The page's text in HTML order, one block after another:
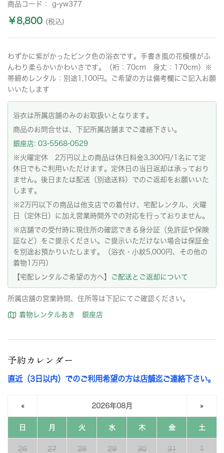
商品コード： g-yw377
￥8,800 (税込)
わずかに紫がかったピンク色の浴衣です。手書き風の花模様がふ
んわり柔らかいかわいさです。（裄：70cm 身丈：170cm）※
帯締めレンタル：別途1,100円。ご希望の方は備考欄にご記入お願
いいたします
浴衣は所属店舗のみのお取扱いとなります。
商品のお問合せは、下記所属店舗までご連絡下さい。
銀座店: 03-5568-0529
※火曜定休 2万円以上の商品は休日料金3,300円/1名にて定
休日でもご利用いただけます。定休日の当日返却は承っており
ません。後日または配送（別途送料）でのご返却をお願いいた
します。
※2万円以下の商品は他支店での着付け、宅配レンタル、火曜
日（定休日）に加え営業時間外での対応を行っておりません。
※店舗での受付時に現住所の確認できる身分証（免許証や保険
証など）をご提示ください。ご提示いただけない場合は保証金
を別途お預かりいたします。（浴衣・小紋5,000円、その他の
着物1万円）
【宅配レンタルご希望の方へ】
ご配送とご返却について
所属店舗の営業時間、住所等は下記にてご確認ください。
着物レンタルあき 銀座店
予約カレンダー
直近（3日以内）でのご利用希望の方は店舗迄ご連絡下さい。
« 2026年08月 »
日 月 火 水 木 金 土
26 27 28 29 30 31 1